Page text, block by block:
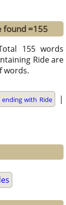
found =155
155 words
Ride are
words.
ending with Ride |